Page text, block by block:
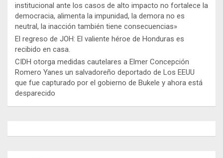
institucional ante los casos de alto impacto no fortalece la
democracia, alimenta la impunidad, la demora no es
neutral, la inacción también tiene consecuencias»
El regreso de JOH: El valiente héroe de Honduras es
recibido en casa.
CIDH otorga medidas cautelares a Elmer Concepción
Romero Yanes un salvadoreño deportado de Los EEUU
que fue capturado por el gobierno de Bukele y ahora está
desparecido